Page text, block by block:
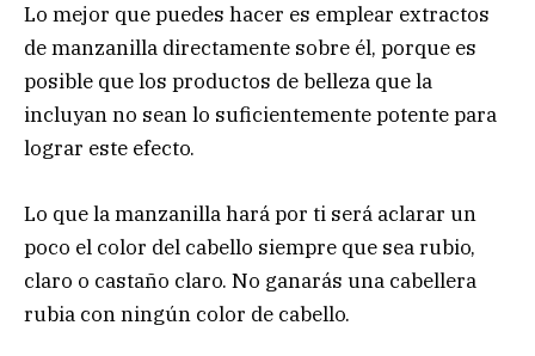
Lo mejor que puedes hacer es emplear extractos
de manzanilla directamente sobre él, porque es
posible que los productos de belleza que la
incluyan no sean lo suficientemente potente para
lograr este efecto.
Lo que la manzanilla hará por ti será aclarar un
poco el color del cabello siempre que sea rubio,
claro o castaño claro. No ganarás una cabellera
rubia con ningún color de cabello.